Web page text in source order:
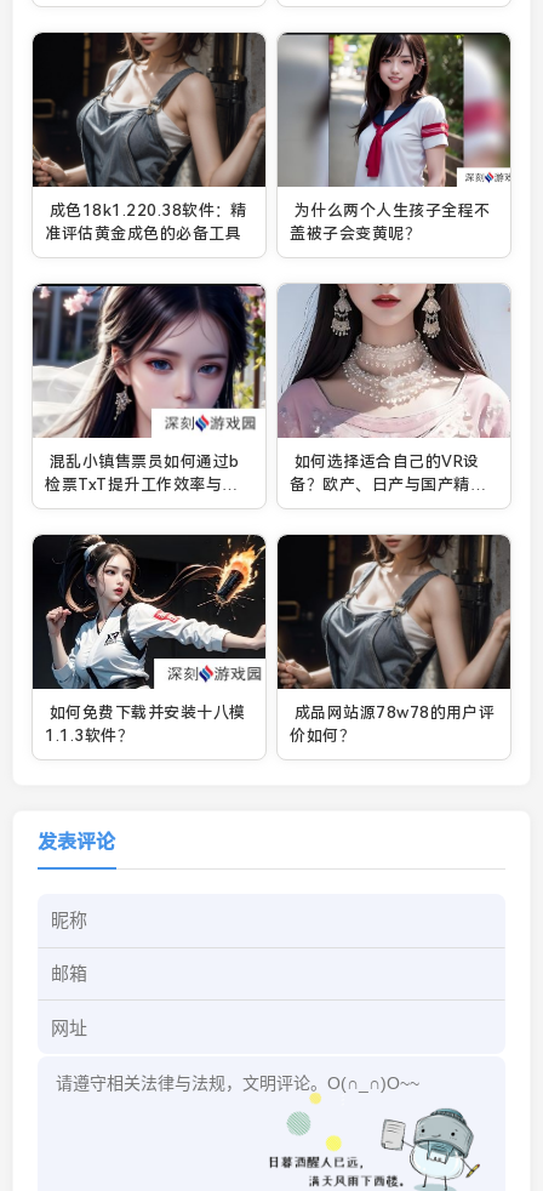
投资之路
成色18k1.220.38软件：精
准评估黄金成色的必备工具
为什么两个人生孩子全程不
盖被子会变黄呢？
混乱小镇售票员如何通过b
检票TxT提升工作效率与乐
趣？
如何选择适合自己的VR设
备？欧产、日产与国产精品
VR哪个更好？
如何免费下载并安装十八模
1.1.3软件？
成品网站源78w78的用户评
价如何？
发表评论